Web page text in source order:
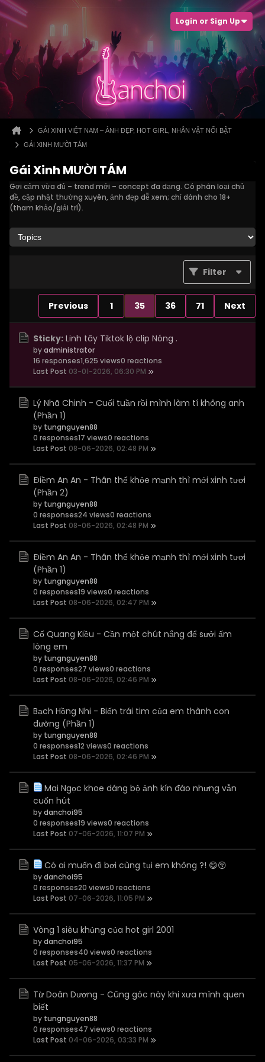
Login or Sign Up
GÁI XINH VIỆT NAM – ẢNH ĐẸP, HOT GIRL, NHÂN VẬT NỔI BẬT
GÁI XINH MƯỜI TÁM
Gái Xinh MƯỜI TÁM
Gợi cảm vừa đủ – trend mới – concept đa dạng. Có phân loại chủ
đề, cập nhật thường xuyên, ảnh đẹp dễ xem; chỉ dành cho 18+
(tham khảo/giải trí).
Filter
Previous 1 35 36 71 Next
Sticky: Linh tây Tiktok lộ clip Nóng .
byadministrator
16 responses1,625 views0 reactions
Last Post 03-01-2026, 06:30 PM
Lý Nhã Chinh - Cuối tuần rồi mình làm tí không anh
(Phần 1)
by tungnguyen88
0 responses17 views0 reactions
Last Post 08-06-2026, 02:48 PM
Điềm An An - Thân thể khỏe mạnh thì mới xinh tươi
(Phần 2)
by tungnguyen88
0 responses24 views0 reactions
Last Post 08-06-2026, 02:48 PM
Điềm An An - Thân thể khỏe mạnh thì mới xinh tươi
(Phần 1)
by tungnguyen88
0 responses19 views0 reactions
Last Post 08-06-2026, 02:47 PM
Cố Quang Kiều - Cần một chút nắng để sưởi ấm
lòng em
by tungnguyen88
0 responses27 views0 reactions
Last Post 08-06-2026, 02:46 PM
Bạch Hồng Nhi - Biến trái tim của em thành con
đường (Phần 1)
by tungnguyen88
0 responses12 views0 reactions
Last Post 08-06-2026, 02:46 PM
Mai Ngọc khoe dáng bộ ảnh kín đáo nhưng vẫn
cuốn hút
bydanchoi95
0 responses19 views0 reactions
Last Post 07-06-2026, 11:07 PM
Có ai muốn đi bơi cùng tụi em không ?! 😋😚
bydanchoi95
0 responses20 views0 reactions
Last Post 07-06-2026, 11:05 PM
Vòng 1 siêu khủng của hot girl 2001
bydanchoi95
0 responses40 views0 reactions
Last Post 05-06-2026, 11:37 PM
Từ Doãn Dương - Cũng góc này khi xưa mình quen
biết
by tungnguyen88
0 responses47 views0 reactions
Last Post 04-06-2026, 03:33 PM